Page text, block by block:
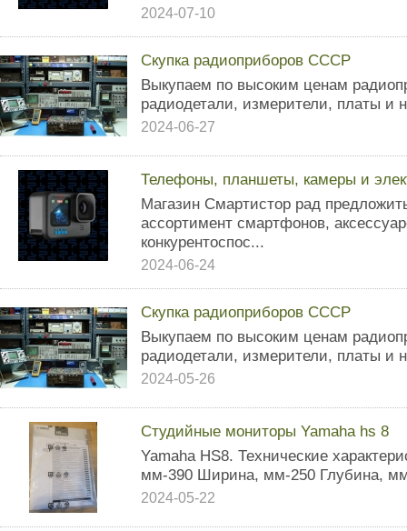
2024-07-10
Скупка радиоприборов СССР
Выкупаем по высоким ценам
радиодетали, измерители, платы и
2024-06-27
Телефоны, планшеты, камеры и
Магазин Смартистор рад
ассортимент смартфонов,
конкурентоспос...
2024-06-24
Скупка радиоприборов СССР
Выкупаем по высоким ценам
радиодетали, измерители, платы и
2024-05-26
Студийные мониторы Yamaha hs 8
Yamаha НS8. Технические
мм-390 Ширина, мм-250 Глубина,
2024-05-22